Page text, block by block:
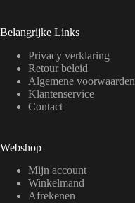
Belangrijke Links
Privacy verklaring
Retour beleid
Algemene voorwaarden
Klantenservice
Contact
Webshop
Mijn account
Winkelmand
Afrekenen